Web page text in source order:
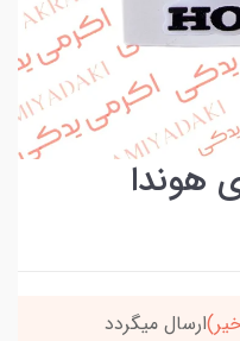
هوندا
خریدتو به